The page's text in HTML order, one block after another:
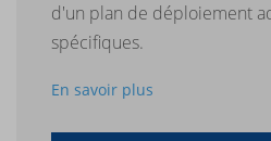
d'un plan de déploiement
spécifiques.
En savoir plus